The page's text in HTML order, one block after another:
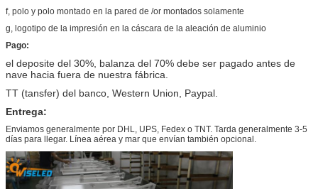
f, polo y polo montado en la pared de /or montados solamente
g, logotipo de la impresión en la cáscara de la aleación de aluminio
Pago:
el deposite del 30%, balanza del 70% debe ser pagado antes de
nave hacia fuera de nuestra fábrica.
TT (tansfer) del banco, Western Union, Paypal.
Entrega:
Enviamos generalmente por DHL, UPS, Fedex o TNT. Tarda generalmente 3-5
días para llegar. Línea aérea y mar que envían también opcional.